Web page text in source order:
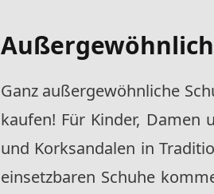
Ganz außergewöhnliche
kaufen! Für Kinder, Damen
und Korksandalen in
einsetzbaren Schuhe